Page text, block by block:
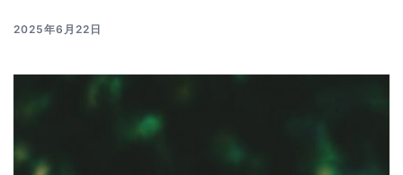
2025年6月22日